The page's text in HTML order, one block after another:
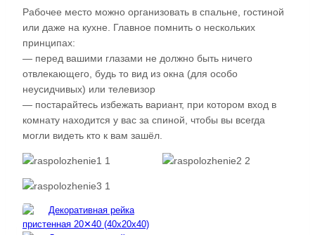
Рабочее место можно организовать в спальне, гостиной
или даже на кухне. Главное помнить о нескольких
принципах:
— перед вашими глазами не должно быть ничего
отвлекающего, будь то вид из окна (для особо
неусидчивых) или телевизор
— постарайтесь избежать вариант, при котором вход в
комнату находится у вас за спиной, чтобы вы всегда
могли видеть кто к вам зашёл.